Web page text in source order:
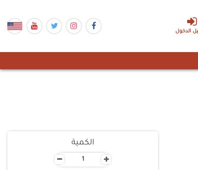
الدخول
الكمية
- +